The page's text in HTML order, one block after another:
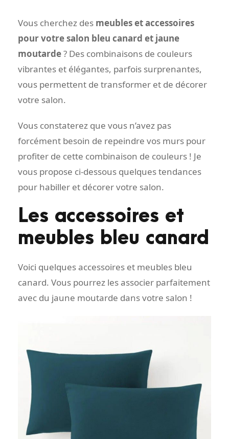
Vous cherchez des meubles et accessoires
pour votre salon bleu canard et jaune
moutarde? Des combinaisons de couleurs
vibrantes et élégantes, parfois surprenantes,
vous permettent de transformer et de décorer
votre salon.
Vous constaterez que vous n’avez pas
forcément besoin de repeindre vos murs pour
profiter de cette combinaison de couleurs ! Je
vous propose ci-dessous quelques tendances
pour habiller et décorer votre salon.
Les accessoires et
meubles bleu canard
Voici quelques accessoires et meubles bleu
canard. Vous pourrez les associer parfaitement
avec du jaune moutarde dans votre salon !